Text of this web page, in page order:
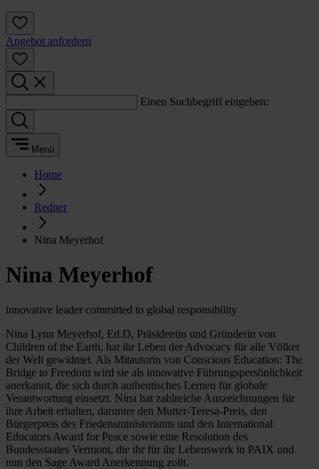
Angebot anfordern
Einen Suchbegriff eingeben:
Menü
Home
Redner
Nina Meyerhof
Nina Meyerhof
innovative leader committed to global responsibility
Nina Lynn Meyerhof, Ed.D, Präsidentin und Gründerin von
Children of the Earth, hat ihr Leben der Advocacy für alle Völker
der Welt gewidmet. Als Mitautorin von Conscious Education: The
Bridge to Freedom wird sie als innovative Führungspersönlichkeit
anerkannt, die sich durch authentisches Lernen für globale
Verantwortung einsetzt. Nina hat zahlreiche Auszeichnungen für
ihre Arbeit erhalten, darunter den Mutter-Teresa-Preis, den
Bürgerpreis des Friedensministeriums und den International
Educators Award for Peace sowie eine Resolution des
Bundesstaates Vermont, die ihr für ihr Lebenswerk in PAIX und
nun den Sage Award Anerkennung zollt.